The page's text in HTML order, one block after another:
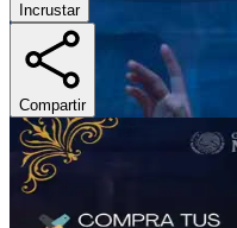
Incrustar
Compartir